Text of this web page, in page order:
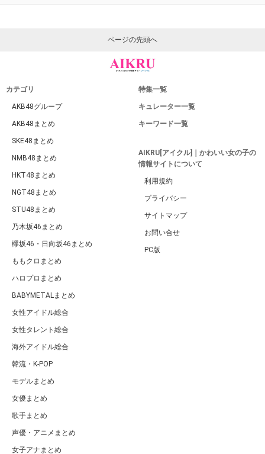
ページの先頭へ
カテゴリ
AKB48グループ
AKB48まとめ
SKE48まとめ
NMB48まとめ
HKT48まとめ
NGT48まとめ
STU48まとめ
乃木坂46まとめ
欅坂46・日向坂46まとめ
ももクロまとめ
ハロプロまとめ
BABYMETALまとめ
女性アイドル総合
女性タレント総合
海外アイドル総合
韓流・K-POP
モデルまとめ
女優まとめ
歌手まとめ
声優・アニメまとめ
女子アナまとめ
特集一覧
キュレーター一覧
キーワード一覧
AIKRU[アイクル]｜かわいい女の子の
情報サイトについて
利用規約
プライバシー
サイトマップ
お問い合せ
PC版